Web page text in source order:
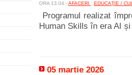
ORA 13.04 -AFACERI EDUCAŢIE /
Programul realizat
Human Skills în era AI
05 martie 2026